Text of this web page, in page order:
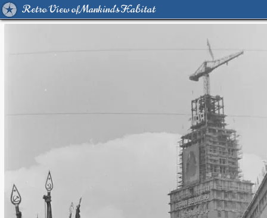
Retro View of Mankind's Habitat